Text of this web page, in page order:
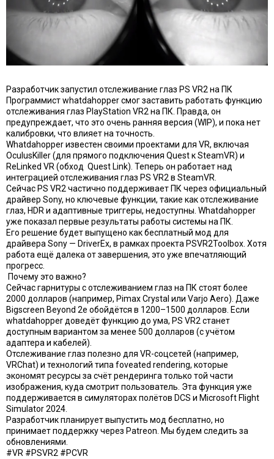
Разработчик запустил отслеживание глаз PS VR2 на ПК
Программист whatdahopper смог заставить работать функцию
отслеживания глаз PlayStation VR2 на ПК. Правда, он
предупреждает, что это очень ранняя версия (WIP), и пока нет
калибровки, что влияет на точность.
Whatdahopper известен своими проектами для VR, включая
OculusKiller (для прямого подключения Quest к SteamVR) и
ReLinked VR (обход Quest Link). Теперь он работает над
интеграцией отслеживания глаз PS VR2 в SteamVR.
Сейчас PS VR2 частично поддерживает ПК через официальный
драйвер Sony, но ключевые функции, такие как отслеживание
глаз, HDR и адаптивные триггеры, недоступны. Whatdahopper
уже показал первые результаты работы системы на ПК.
Его решение будет выпущено как бесплатный мод для
драйвера Sony — DriverEx, в рамках проекта PSVR2Toolbox. Хотя
работа ещё далека от завершения, это уже впечатляющий
прогресс.
Почему это важно?
Сейчас гарнитуры с отслеживанием глаз на ПК стоят более
2000 долларов (например, Pimax Crystal или Varjo Aero). Даже
Bigscreen Beyond 2e обойдётся в 1200–1500 долларов. Если
whatdahopper доведёт функцию до ума, PS VR2 станет
доступным вариантом за менее 500 долларов (с учётом
адаптера и кабелей).
Отслеживание глаз полезно для VR-соцсетей (например,
VRChat) и технологий типа foveated rendering, которые
экономят ресурсы за счёт рендеринга только той части
изображения, куда смотрит пользователь. Эта функция уже
поддерживается в симуляторах полётов DCS и Microsoft Flight
Simulator 2024.
Разработчик планирует выпустить мод бесплатно, но
принимает поддержку через Patreon. Мы будем следить за
обновлениями.
#VR #PSVR2 #PCVR